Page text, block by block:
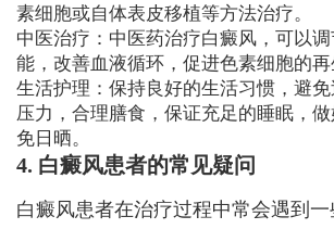
素细胞或自体表皮移植等方法治疗。
中医治疗：中医药治疗白癜风，可以
能，改善血液循环，促进色素细胞的再
生活护理：保持良好的生活习惯，避
压力，合理膳食，保证充足的睡眠，
免日晒。
4. 白癜风患者的常见疑问
白癜风患者在治疗过程中常会遇到一